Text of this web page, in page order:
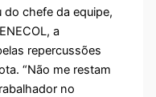
do chefe da equipe,
a
repercussões
“Não me restam
no